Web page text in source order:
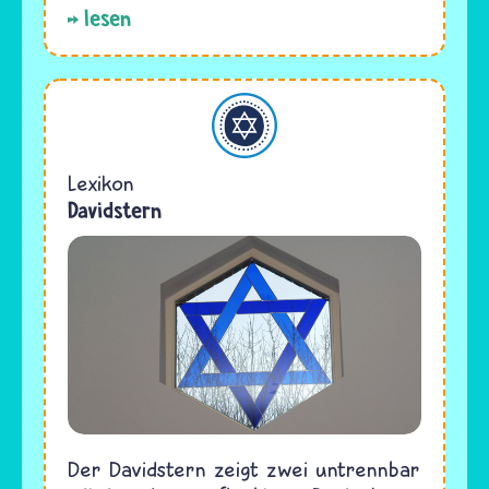
lesen
Judentum
Lexikon
Davidstern
Der Davidstern zeigt zwei untrennbar